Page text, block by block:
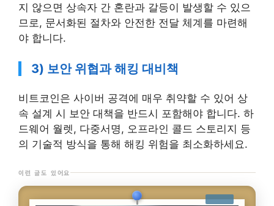
지 않으면 상속자 간 혼란과 갈등이 발생할 수 있으
므로, 문서화된 절차와 안전한 전달 체계를 마련해
야 합니다.
3) 보안 위협과 해킹 대비책
비트코인은 사이버 공격에 매우 취약할 수 있어 상
속 설계 시 보안 대책을 반드시 포함해야 합니다. 하
드웨어 월렛, 다중서명, 오프라인 콜드 스토리지 등
의 기술적 방식을 통해 해킹 위험을 최소화하세요.
이런 글도 있어요